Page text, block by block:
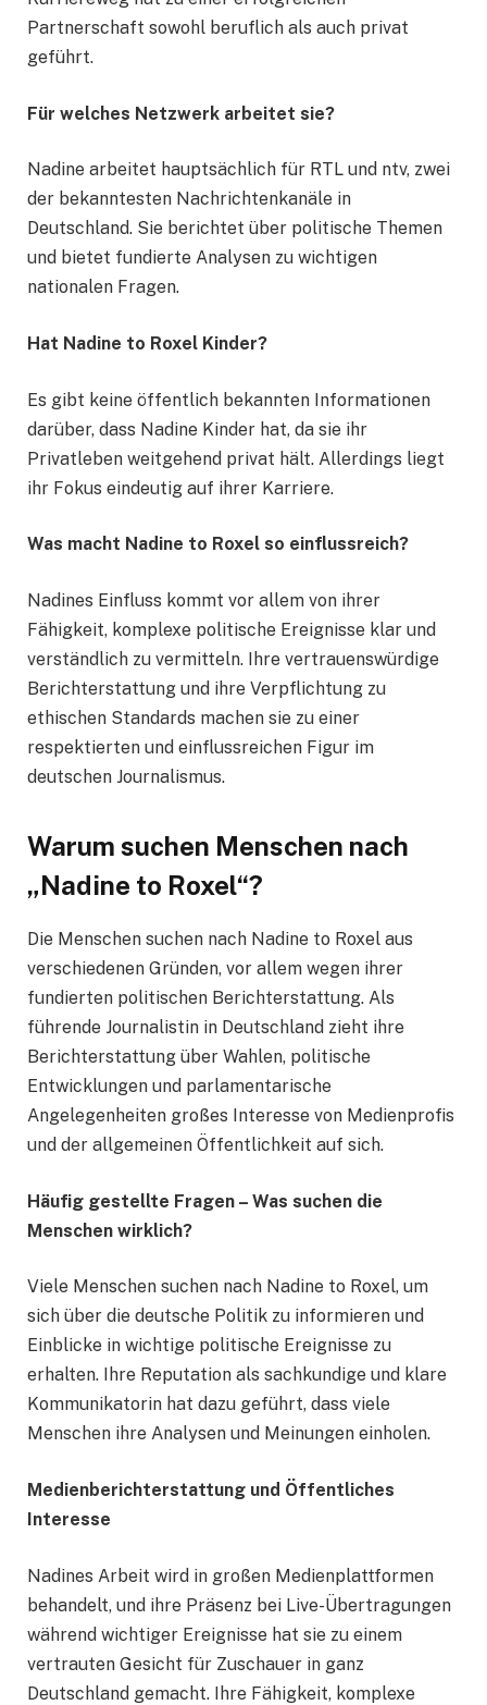
Partnerschaft sowohl beruflich als auch privat
geführt.
Für welches Netzwerk arbeitet sie?
Nadine arbeitet hauptsächlich für RTL und ntv, zwei
der bekanntesten Nachrichtenkanäle in
Deutschland. Sie berichtet über politische Themen
und bietet fundierte Analysen zu wichtigen
nationalen Fragen.
Hat Nadine to Roxel Kinder?
Es gibt keine öffentlich bekannten Informationen
darüber, dass Nadine Kinder hat, da sie ihr
Privatleben weitgehend privat hält. Allerdings liegt
ihr Fokus eindeutig auf ihrer Karriere.
Was macht Nadine to Roxel so einflussreich?
Nadines Einfluss kommt vor allem von ihrer
Fähigkeit, komplexe politische Ereignisse klar und
verständlich zu vermitteln. Ihre vertrauenswürdige
Berichterstattung und ihre Verpflichtung zu
ethischen Standards machen sie zu einer
respektierten und einflussreichen Figur im
deutschen Journalismus.
Warum suchen Menschen nach
„Nadine to Roxel“?
Die Menschen suchen nach Nadine to Roxel aus
verschiedenen Gründen, vor allem wegen ihrer
fundierten politischen Berichterstattung. Als
führende Journalistin in Deutschland zieht ihre
Berichterstattung über Wahlen, politische
Entwicklungen und parlamentarische
Angelegenheiten großes Interesse von Medienprofis
und der allgemeinen Öffentlichkeit auf sich.
Häufig gestellte Fragen – Was suchen die
Menschen wirklich?
Viele Menschen suchen nach Nadine to Roxel, um
sich über die deutsche Politik zu informieren und
Einblicke in wichtige politische Ereignisse zu
erhalten. Ihre Reputation als sachkundige und klare
Kommunikatorin hat dazu geführt, dass viele
Menschen ihre Analysen und Meinungen einholen.
Medienberichterstattung und Öffentliches
Interesse
Nadines Arbeit wird in großen Medienplattformen
behandelt, und ihre Präsenz bei Live-Übertragungen
während wichtiger Ereignisse hat sie zu einem
vertrauten Gesicht für Zuschauer in ganz
Deutschland gemacht. Ihre Fähigkeit, komplexe